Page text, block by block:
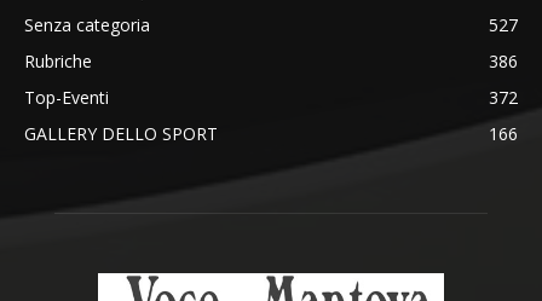
Senza categoria
527
Rubriche
386
Top-Eventi
372
GALLERY DELLO SPORT
166